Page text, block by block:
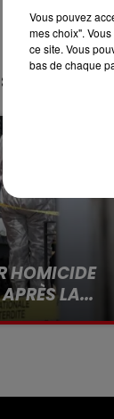
HOMICIDE
LA...
le logement
Vous pouvez
mes choix".
ce site. Vous
bas de chaque